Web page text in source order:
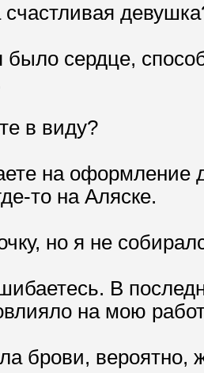
сердце,
в виду?
на оформление
то на Аляске.
но я не
В
на мою
брови,